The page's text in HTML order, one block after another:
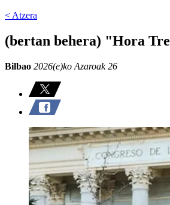
< Atzera
(bertan behera) "Hora
Bilbao 2026(e)ko Azaroak 26